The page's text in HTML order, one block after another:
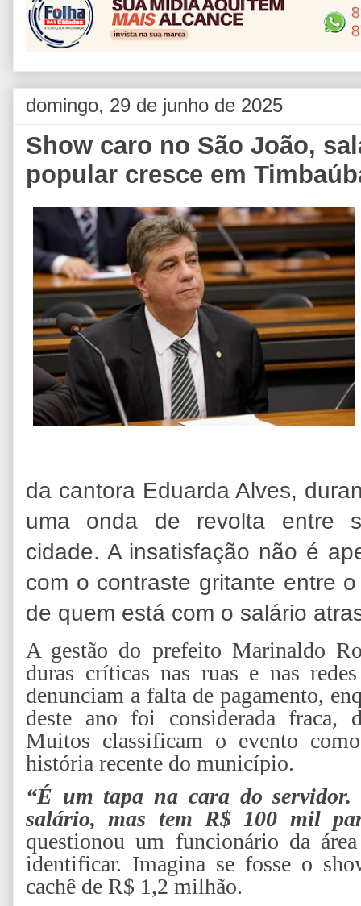
domingo, 29 de junho de 2025
Show caro no São João,
popular cresce em
da cantora Eduarda Alves,
uma onda de revolta entre
cidade. A insatisfação não é
com o contraste gritante entre
de quem está com o salário
A gestão do prefeito Marinaldo
duras críticas nas ruas e nas
denunciam a falta de pagamento,
deste ano foi considerada fraca,
Muitos classificam o evento
história recente do município.
“É um tapa na cara do
salário, mas tem R$ 100 mil
questionou um funcionário da
identificar. Imagina se fosse o
cachê de R$ 1,2 milhão.